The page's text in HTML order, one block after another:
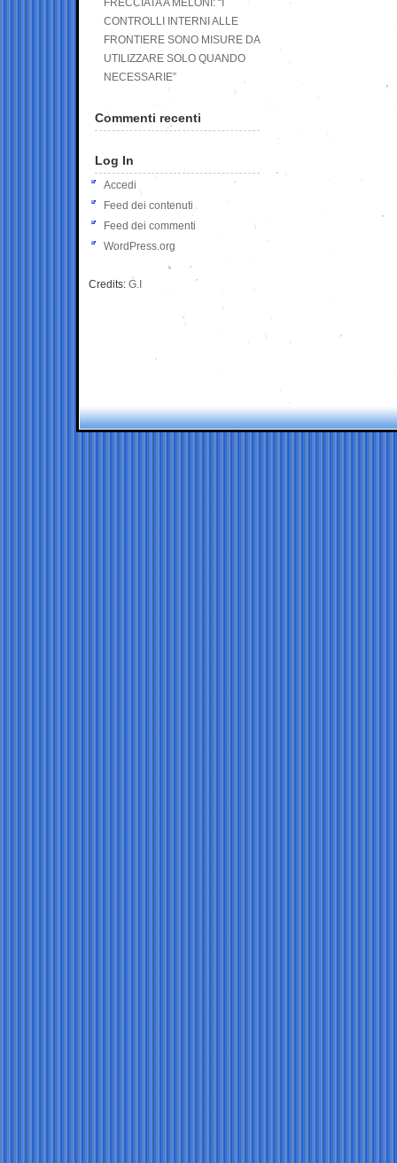
FRECCIATA A MELONI: “I
CONTROLLI INTERNI ALLE
FRONTIERE SONO MISURE DA
UTILIZZARE SOLO QUANDO
NECESSARIE”
Commenti recenti
Log In
Accedi
Feed dei contenuti
Feed dei commenti
WordPress.org
Credits: G.I